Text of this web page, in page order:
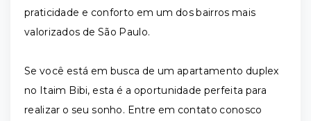
praticidade e conforto em um dos bairros mais
valorizados de São Paulo.
Se você está em busca de um apartamento duplex
no Itaim Bibi, esta é a oportunidade perfeita para
realizar o seu sonho. Entre em contato conosco